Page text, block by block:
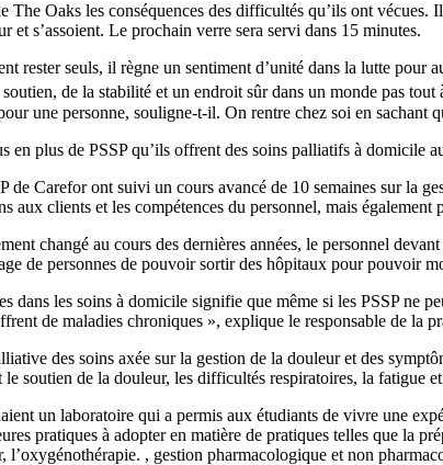
The Oaks les conséquences des difficultés qu’ils ont
et s’assoient. Le prochain verre sera servi dans 15 minutes.
rester seuls, il règne un sentiment d’unité dans la lutte
de la stabilité et un endroit sûr dans un monde pas tout
une personne, souligne-t-il. On rentre chez soi en sachant
en plus de PSSP qu’ils offrent des soins palliatifs à
de Carefor ont suivi un cours avancé de 10 semaines sur la
aux clients et les compétences du personnel, mais
changé au cours des dernières années, le personnel
de personnes de pouvoir sortir des hôpitaux pour pouvoir
dans les soins à domicile signifie que même si les PSSP ne
de maladies chroniques », explique le responsable de la
des soins axée sur la gestion de la douleur et des
soutien de la douleur, les difficultés respiratoires, la fatigue
un laboratoire qui a permis aux étudiants de vivre une
pratiques à adopter en matière de pratiques telles que la
l’oxygénothérapie. , gestion pharmacologique et non